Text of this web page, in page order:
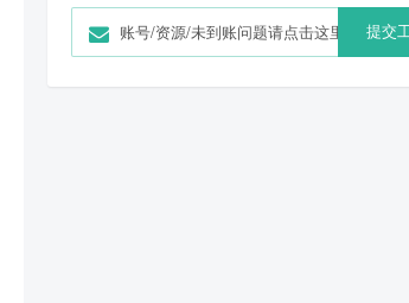
账号/资源/未到账问题请点击这里 提交